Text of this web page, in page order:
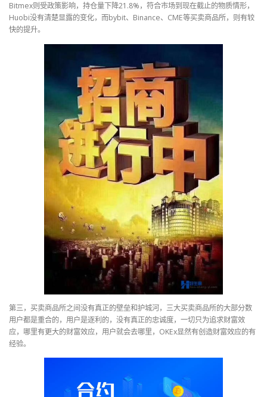
Bitmex则受政策影响，持仓量下降21.8%，符合市场到现在截止的物质情形，
Huobi没有清楚显露的变化，而bybit、Binance、CME等买卖商品所，则有较
快的提升。
第三，买卖商品所之间没有真正的壁垒和护城河，三大买卖商品所的大部分数
用户都是重合的，用户是逐利的，没有真正的忠诚度，一切只为追求财富效
应，哪里有更大的财富效应，用户就会去哪里，OKEx显然有创造财富效应的有
经验。